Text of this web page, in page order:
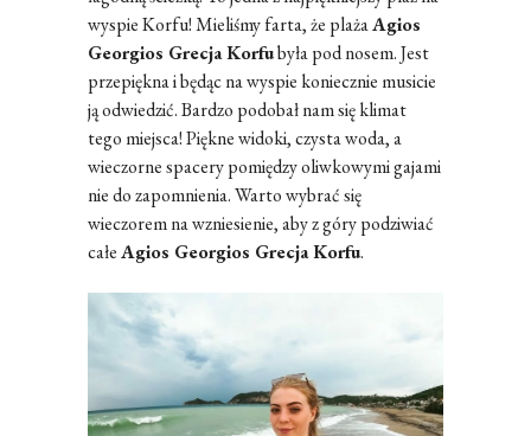
wyspie Korfu! Mieliśmy farta, że plażaAgios
Georgios Grecja Korfubyła pod nosem. Jest
przepiękna i będąc na wyspie koniecznie musicie
ją odwiedzić. Bardzo podobał nam się klimat
tego miejsca! Piękne widoki, czysta woda, a
wieczorne spacery pomiędzy oliwkowymi gajami
nie do zapomnienia. Warto wybrać się
wieczorem na wzniesienie, aby z góry podziwiać
całeAgios Georgios Grecja Korfu.